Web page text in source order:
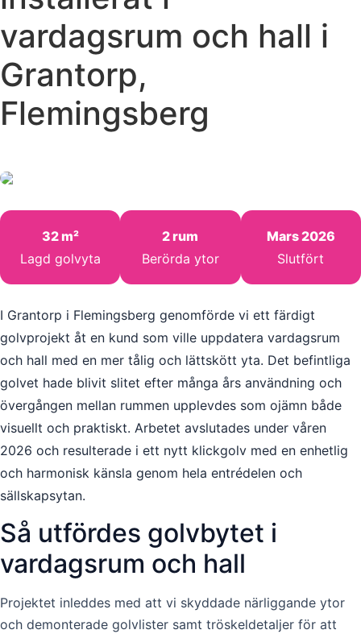
vardagsrum och hall i
Grantorp,
Flemingsberg
32 m²
Lagd golvyta
2 rum
Berörda ytor
Mars 2026
Slutfört
I Grantorp i Flemingsberg genomförde vi ett färdigt
golvprojekt åt en kund som ville uppdatera vardagsrum
och hall med en mer tålig och lättskött yta. Det befintliga
golvet hade blivit slitet efter många års användning och
övergången mellan rummen upplevdes som ojämn både
visuellt och praktiskt. Arbetet avslutades under våren
2026 och resulterade i ett nytt klickgolv med en enhetlig
och harmonisk känsla genom hela entrédelen och
sällskapsytan.
Så utfördes golvbytet i
vardagsrum och hall
Projektet inleddes med att vi skyddade närliggande ytor
och demonterade golvlister samt tröskeldetaljer för att